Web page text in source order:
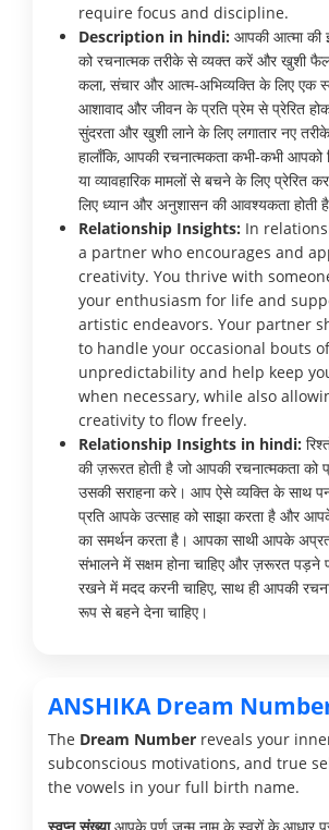
require focus and discipline.
Description in hindi: आपकी आत्मा की
को रचनात्मक तरीके से व्यक्त करें और खुशी
कला, संचार और आत्म-अभिव्यक्ति के लिए एक
आशावाद और जीवन के प्रति प्रेम से प्रेरित
सुंदरता और खुशी लाने के लिए लगातार नए
हालाँकि, आपकी रचनात्मकता कभी-कभी
या व्यावहारिक मामलों से बचने के लिए प्रेरित
लिए ध्यान और अनुशासन की आवश्यकता होती
Relationship Insights: In
a partner who encourages and
creativity. You thrive with
your enthusiasm for life and
artistic endeavors. Your partner
to handle your occasional bouts of
unpredictability and help keep
when necessary, while also
creativity to flow freely.
Relationship Insights in hindi:
की ज़रूरत होती है जो आपकी रचनात्मकता को
उसकी सराहना करे। आप ऐसे व्यक्ति के साथ
प्रति आपके उत्साह को साझा करता है और
का समर्थन करता है। आपका साथी आपके
संभालने में सक्षम होना चाहिए और ज़रूरत पड़ने
रखने में मदद करनी चाहिए, साथ ही आपकी
रूप से बहने देना चाहिए।
ANSHIKA Dream
The Dream Number reveals your
subconscious motivations, and true
the vowels in your full birth name.